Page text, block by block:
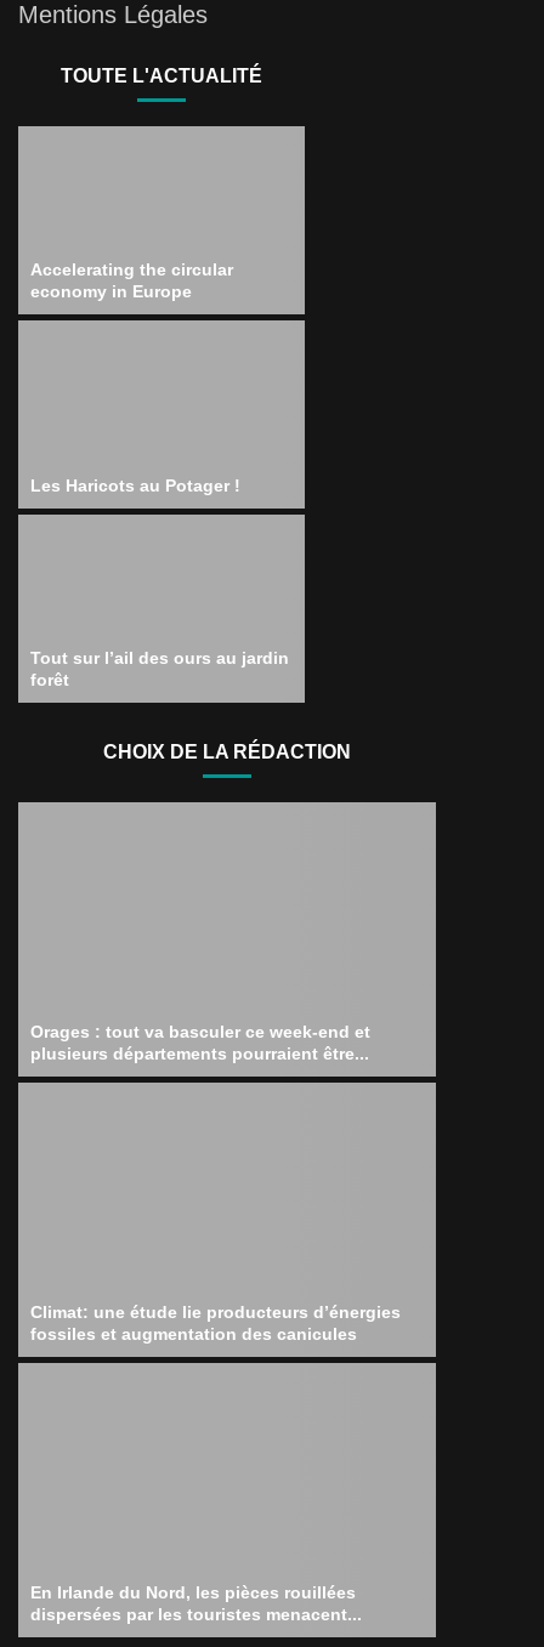
Mentions Légales
TOUTE L'ACTUALITÉ
Accelerating the circular
economy in Europe
Les Haricots au Potager !
Tout sur l’ail des ours au jardin
forêt
CHOIX DE LA RÉDACTION
Orages : tout va basculer ce week-end et
plusieurs départements pourraient être...
Climat: une étude lie producteurs d’énergies
fossiles et augmentation des canicules
En Irlande du Nord, les pièces rouillées
dispersées par les touristes menacent...